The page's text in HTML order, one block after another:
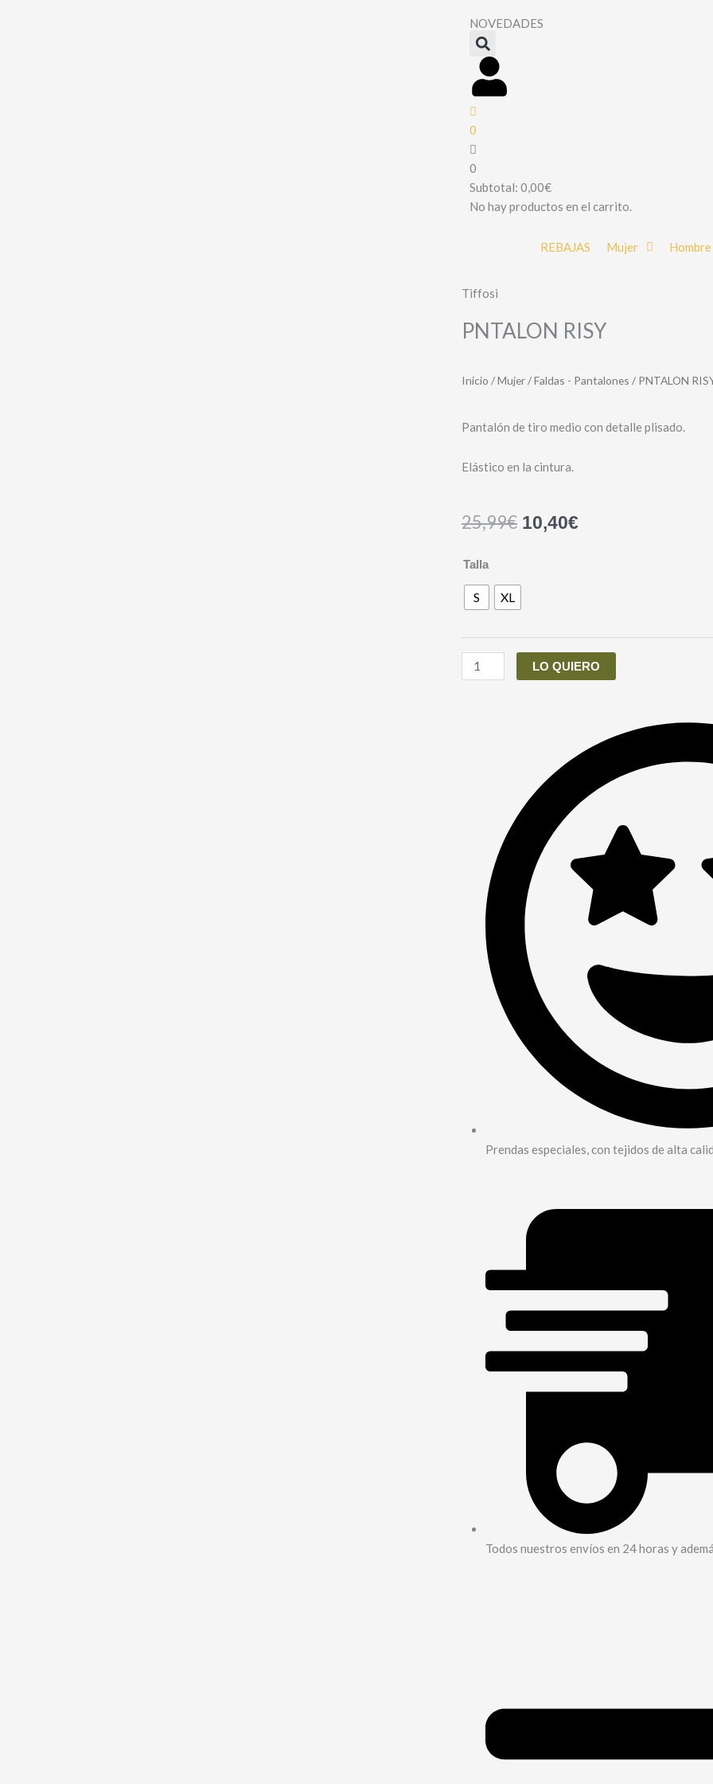
NOVEDADES
0
0
Subtotal: 0,00€
No hay productos en el carrito.
REBAJAS Mujer Hombre
Tiffosi
PNTALON RISY
Inicio /Mujer/Faldas - Pantalones / PNTALON
Pantalón de tiro medio con detalle plisado.
Elástico en la cintura.
25,99€ 10,40€
Talla
S XL
PNTALON
cantidad
LO QUIERO
Prendas especiales, con tejidos de alta
Todos nuestros envíos en 24 horas y